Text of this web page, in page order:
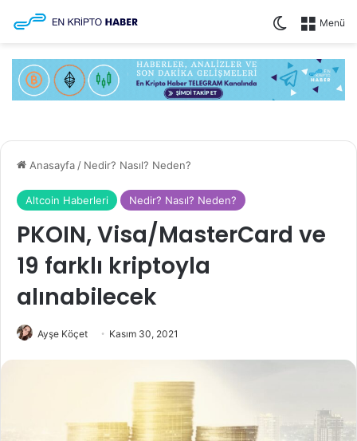
Menü
Dış
Anasayfa / Nedir? Nasıl? Neden?
Altcoin Haberleri Nedir? Nasıl? Neden?
PKOIN, Visa/MasterCard ve
19 farklı kriptoyla
alınabilecek
Ayşe Köçet Kasım 30, 2021